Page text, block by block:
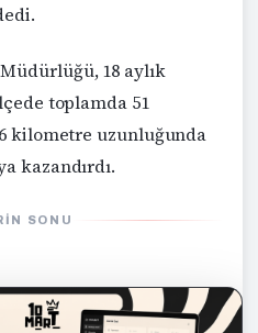
18 aylık
toplamda 51
kilometre uzunluğunda
kazandırdı.
SONU